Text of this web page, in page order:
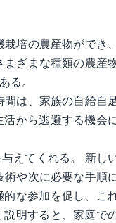
培の農産物ができ、
ざまな種類の農産
る。
は、家族の自給自
から逃避する機会
えてくれる。 新し
や次に必要な手順
な参加を促し、こ
明すると、家庭で